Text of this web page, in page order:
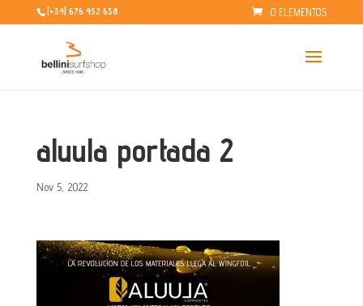
[+34] 676 452 638 0 ELEMENTOS
aluula portada 2
Nov 5, 2022